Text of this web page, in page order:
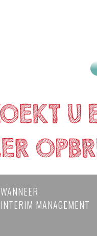
WANNEER
INTERIM MANAGEMENT